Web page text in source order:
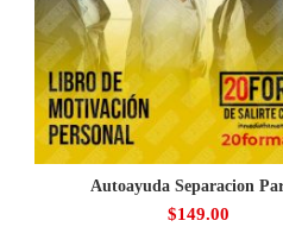
Autoayuda Separacion
$149.00